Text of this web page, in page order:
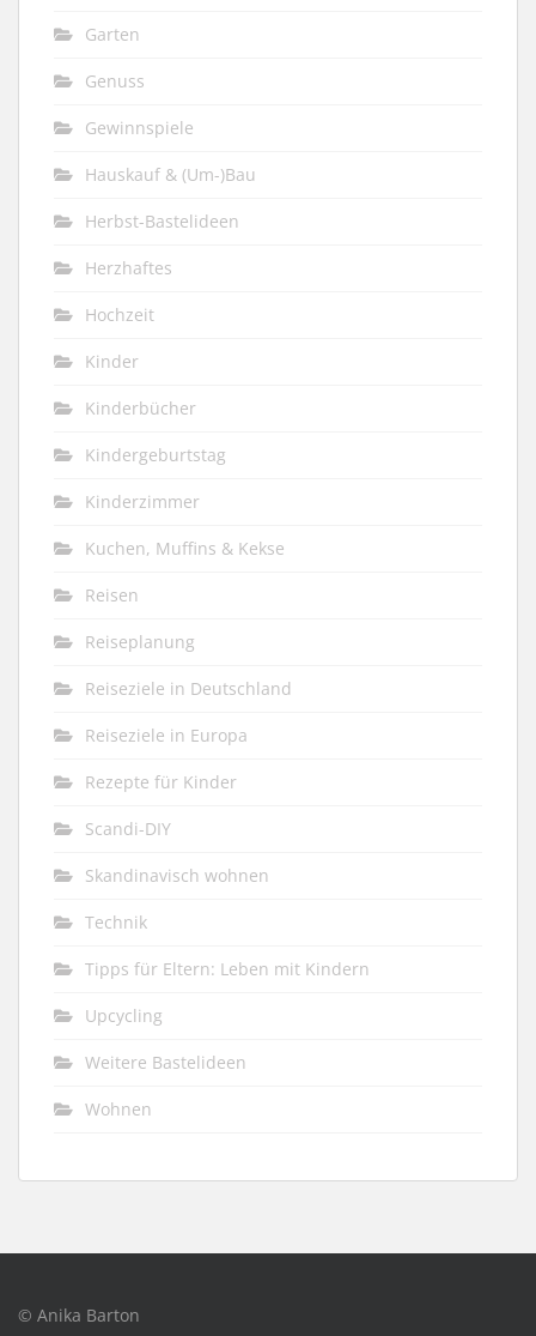
Garten
Genuss
Gewinnspiele
Hauskauf & (Um-)Bau
Herbst-Bastelideen
Herzhaftes
Hochzeit
Kinder
Kinderbücher
Kindergeburtstag
Kinderzimmer
Kuchen, Muffins & Kekse
Reisen
Reiseplanung
Reiseziele in Deutschland
Reiseziele in Europa
Rezepte für Kinder
Scandi-DIY
Skandinavisch wohnen
Technik
Tipps für Eltern: Leben mit Kindern
Upcycling
Weitere Bastelideen
Wohnen
© Anika Barton